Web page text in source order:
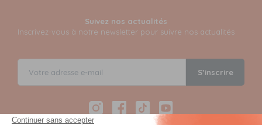
Suivez nos actualités
Inscrivez-vous à notre newsletter pour suivre nos actualités
S’inscrire
InstagramFacebook
TikTokYouTube